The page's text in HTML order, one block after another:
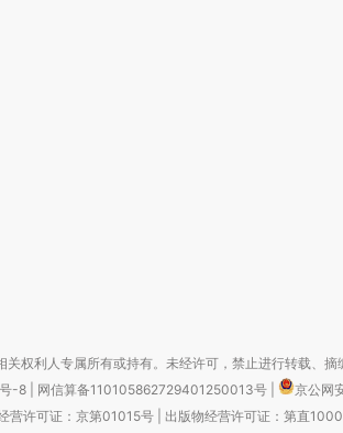
权利人专属所有或持有。未经许可，禁止进行转载、摘
-8 网信算备110105862729401250013号
京公网
营许可证：京第01015号| 出版物经营许可证：第直